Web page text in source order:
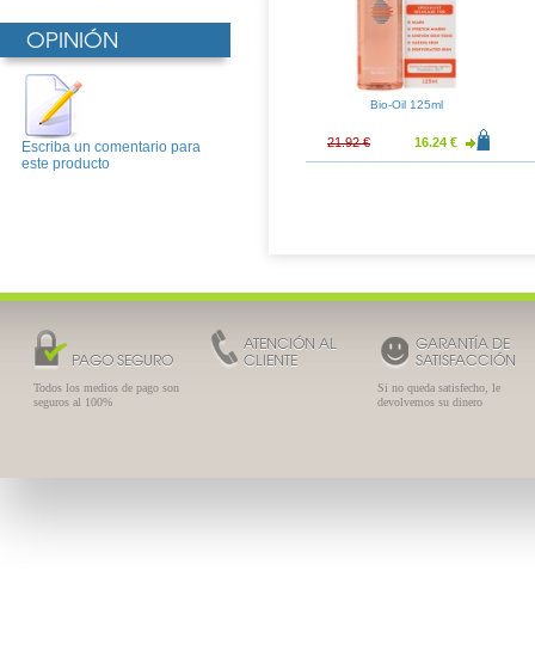
OPINIÓN
Escriba un comentario para
este producto
Bio-Oil 125ml
21.92 € 16.24 €
PAGO SEGURO
Todos los medios de pago son
seguros al 100%
ATENCIÓN AL
CLIENTE
GARANTÍA DE
SATISFACCIÓN
Si no queda satisfecho, le
devolvemos su dinero